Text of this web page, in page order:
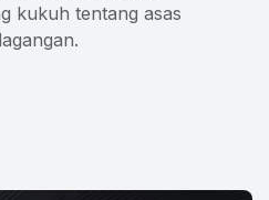
kukuh tentang asas